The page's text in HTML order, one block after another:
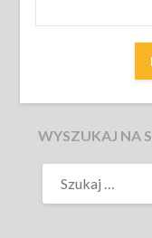
WYSZUKAJ NA